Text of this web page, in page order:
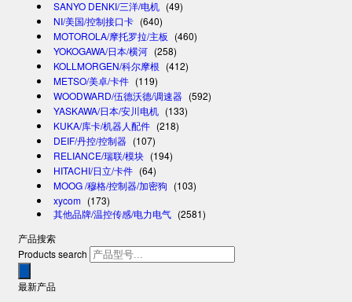
SANYO DENKI/三洋/电机 (49)
NI/美国/控制接口卡 (640)
MOTOROLA/摩托罗拉/主板 (460)
YOKOGAWA/日本/横河 (258)
KOLLMORGEN/科尔摩根 (412)
METSO/美卓/卡件 (119)
WOODWARD/伍德沃德/调速器 (592)
YASKAWA/日本/安川电机 (133)
KUKA/库卡/机器人配件 (218)
DEIF/丹控/控制器 (107)
RELIANCE/瑞联/模块 (194)
HITACHI/日立/卡件 (64)
MOOG /穆格/控制器/加密狗 (103)
xycom (173)
其他品牌/温控传感/电力电气 (2581)
产品搜索
Products search
最新产品